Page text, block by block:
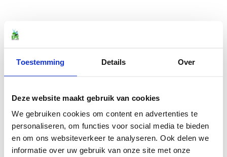
Toestemming Details Over
Deze website maakt gebruik van cookies
We gebruiken cookies om content en advertenties te
personaliseren, om functies voor social media te bieden
en om ons websiteverkeer te analyseren. Ook delen we
informatie over uw gebruik van onze site met onze